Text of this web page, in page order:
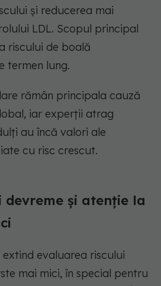
și reducerea mai
LDL. Scopul principal
riscului de boală
termen lung.
rămân principala cauză
iar experții atrag
au încă valori ale
cu risc crescut.
devreme și atenție la
evaluarea riscului
mai mici, în special pentru